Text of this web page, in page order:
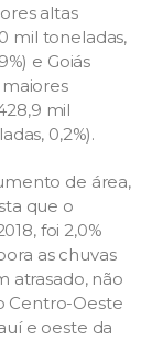
altas
mil toneladas,
e Goiás
maiores
mil
0,2%).
de área,
que o
foi 2,0%
as chuvas
atrasado, não
Centro-Oeste
e oeste da